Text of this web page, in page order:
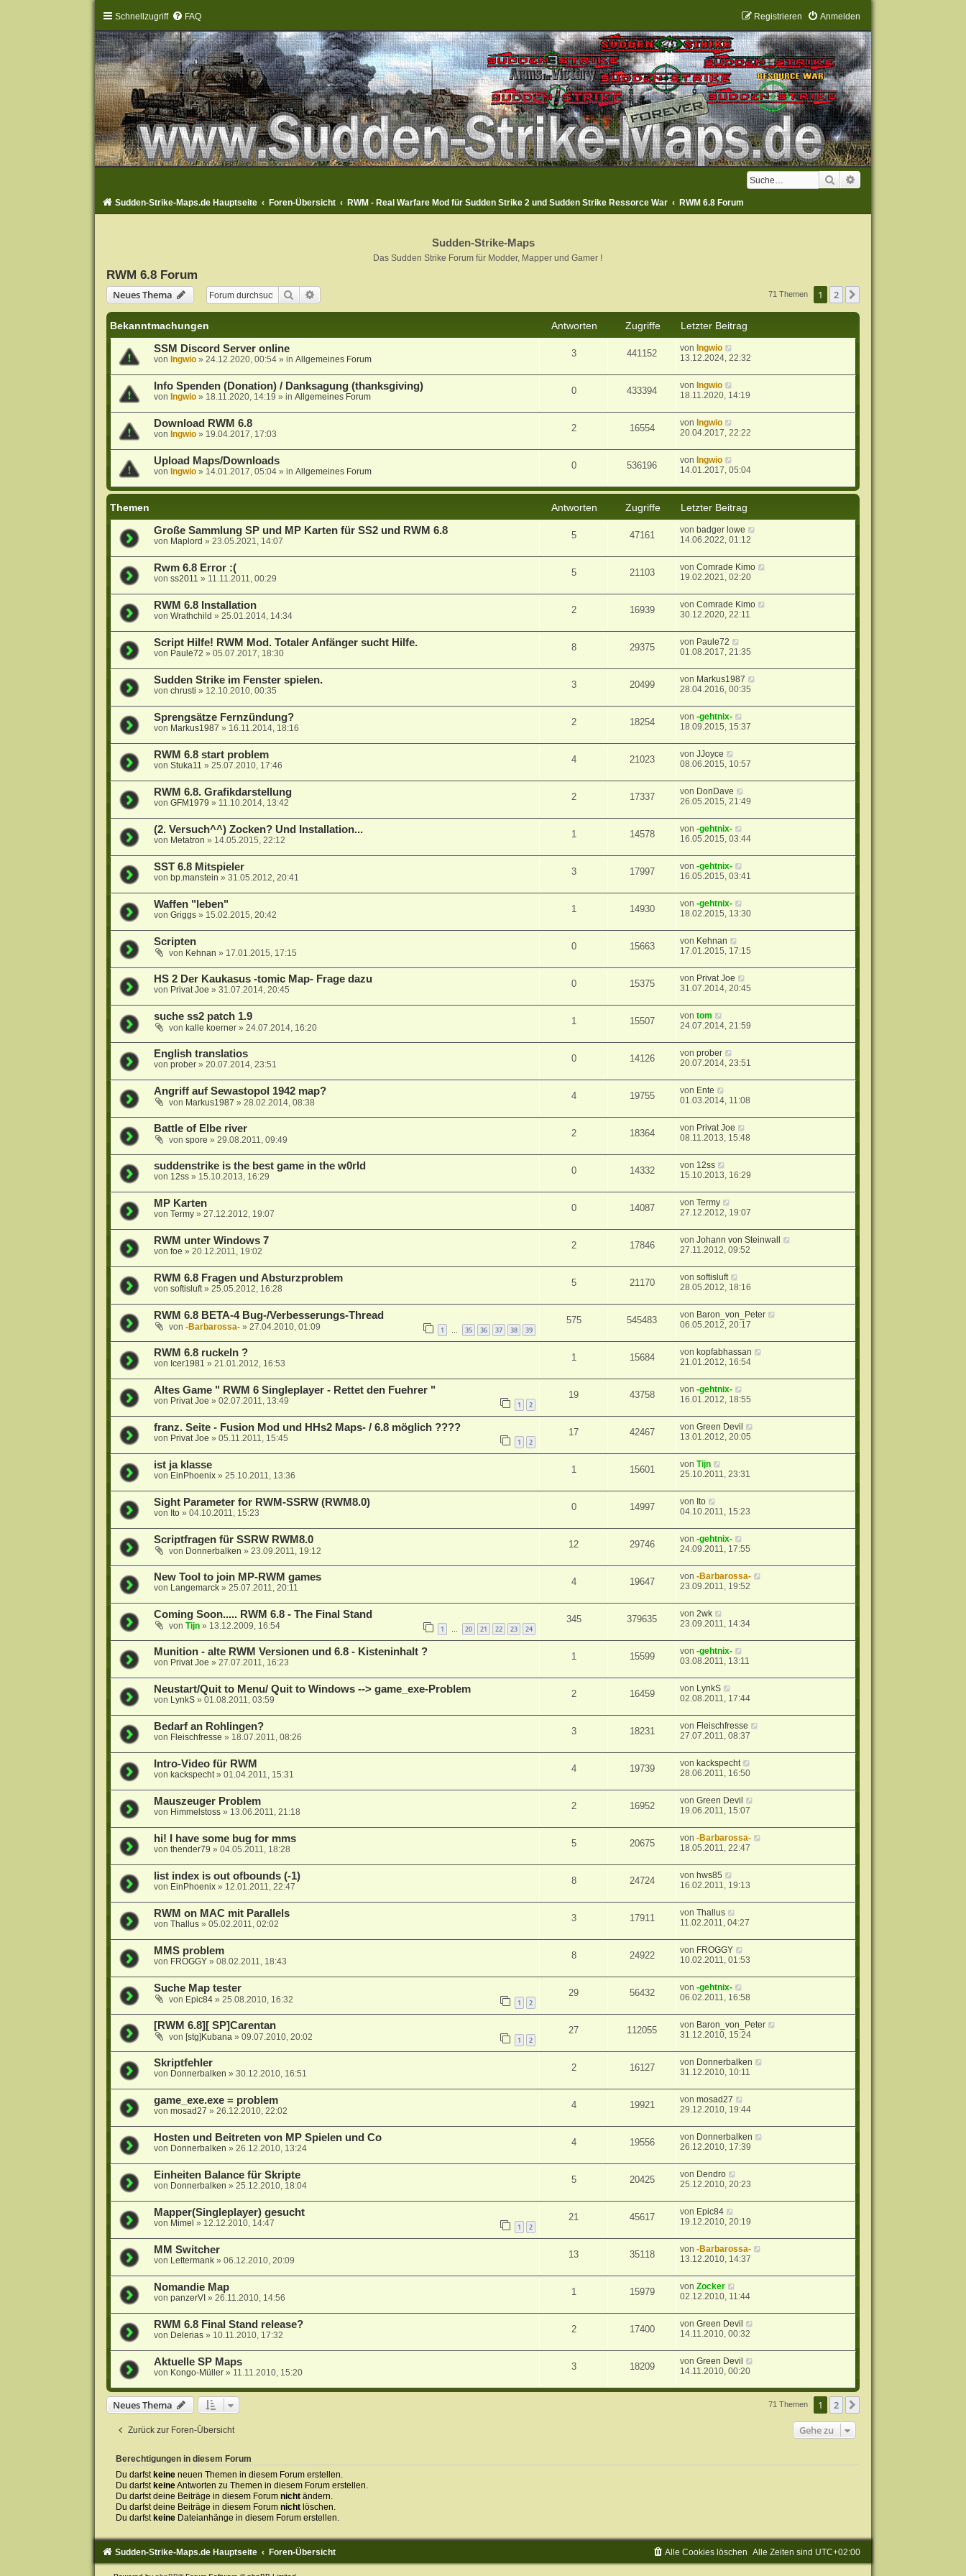
Schnellzugriff FAQ Anmelden
Registrieren
Suche
Sudden-Strike-Maps.de Hauptseite Foren-Übersicht RWM - Real Warfare Mod für Sudden Strike 2 und Sudden Strike Ressorce War RWM 6.8 Forum
Sudden-Strike-Maps
Das Sudden Strike Forum für Modder, Mapper und Gamer !
RWM 6.8 Forum
Neues Thema
Suche 71 Themen 1 2
Bekanntmachungen Antworten Zugriffe
Letzter Beitrag
SSM Discord Server online
von Ingwio» 24.12.2020, 00:54» in Allgemeines Forum
3 441152 von Ingwio
13.12.2024, 22:32
Info Spenden (Donation) / Danksagung (thanksgiving)
von Ingwio» 18.11.2020, 14:19 » in Allgemeines Forum
0 433394 von Ingwio
18.11.2020, 14:19
Download RWM 6.8
von Ingwio» 19.04.2017, 17:03
2 16554 von Ingwio
20.04.2017, 22:22
Upload Maps/Downloads
von Ingwio» 14.01.2017, 05:04» in Allgemeines Forum
0 536196 von Ingwio
14.01.2017, 05:04
Themen Antworten Zugriffe
Letzter Beitrag
Große Sammlung SP und MP Karten für SS2 und RWM 6.8
von Maplord » 23.05.2021, 14:07
5 47161 von badger lowe
14.06.2022, 01:12
Rwm 6.8 Error :(
von ss2011 » 11.11.2011, 00:29
5 21103 vonComrade Kimo
19.02.2021, 02:20
RWM 6.8 Installation
von Wrathchild » 25.01.2014, 14:34
2 16939 vonComrade Kimo
30.12.2020, 22:11
Script Hilfe! RWM Mod. Totaler Anfänger sucht Hilfe.
von Paule72 » 05.07.2017, 18:30
8 29375 von Paule72
01.08.2017, 21:35
Sudden Strike im Fenster spielen.
von chrusti » 12.10.2010, 00:35
3 20499 von Markus1987
28.04.2016, 00:35
Sprengsätze Fernzündung?
von Markus1987 » 16.11.2014, 18:16
2 18254 von-gehtnix-
18.09.2015, 15:37
RWM 6.8 start problem
von Stuka11 » 25.07.2010, 17:46
4 21023 vonJJoyce
08.06.2015, 10:57
RWM 6.8. Grafikdarstellung
von GFM1979 » 11.10.2014, 13:42
2 17337 von DonDave
26.05.2015, 21:49
(2. Versuch^^) Zocken? Und Installation...
von Metatron » 14.05.2015, 22:12
1 14578 von-gehtnix-
16.05.2015, 03:44
SST 6.8 Mitspieler
von bp.manstein » 31.05.2012, 20:41
3 17997 von-gehtnix-
16.05.2015, 03:41
Waffen "leben"
von Griggs» 15.02.2015, 20:42
1 14930 von-gehtnix-
18.02.2015, 13:30
Scripten
von Kehnan » 17.01.2015, 17:15
0 15663 von Kehnan
17.01.2015, 17:15
HS 2 Der Kaukasus -tomic Map- Frage dazu
von Privat Joe » 31.07.2014, 20:45
0 15375 von Privat Joe
31.07.2014, 20:45
suche ss2 patch 1.9
von kalle koerner» 24.07.2014, 16:20
1 15507 vontom
24.07.2014, 21:59
English translatios
von prober» 20.07.2014, 23:51
0 14126 vonprober
20.07.2014, 23:51
Angriff auf Sewastopol 1942 map?
von Markus1987 » 28.02.2014, 08:38
4 19755 von Ente
01.03.2014, 11:08
Battle of Elbe river
von spore » 29.08.2011, 09:49
2 18364 von Privat Joe
08.11.2013, 15:48
suddenstrike is the best game in the w0rld
von 12ss» 15.10.2013, 16:29
0 14332 von 12ss
15.10.2013, 16:29
MP Karten
von Termy» 27.12.2012, 19:07
0 14087 vonTermy
27.12.2012, 19:07
RWM unter Windows 7
von foe » 20.12.2011, 19:02
2 17846 vonJohann von Steinwall
27.11.2012, 09:52
RWM 6.8 Fragen und Absturzproblem
von softisluft» 25.05.2012, 16:28
5 21170 vonsoftisluft
28.05.2012, 18:16
RWM 6.8 BETA-4 Bug-/Verbesserungs-Thread
von -Barbarossa-» 27.04.2010, 01:09 1 … 35 36 37 38 39
575 545483 von Baron_von_Peter
06.05.2012, 20:17
RWM 6.8 ruckeln ?
von Icer1981 » 21.01.2012, 16:53
1 15684 von kopfabhassan
21.01.2012, 16:54
Altes Game " RWM 6 Singleplayer - Rettet den Fuehrer "
von Privat Joe » 02.07.2011, 13:49 1 2
19 43758 von-gehtnix-
16.01.2012, 18:55
franz. Seite - Fusion Mod und HHs2 Maps- / 6.8 möglich ????
von Privat Joe » 05.11.2011, 15:45 1 2
17 42467 vonGreen Devil
13.01.2012, 20:05
ist ja klasse
von EinPhoenix» 25.10.2011, 13:36
1 15601 vonTijn
25.10.2011, 23:31
Sight Parameter for RWM-SSRW (RWM8.0)
von Ito» 04.10.2011, 15:23
0 14997 von Ito
04.10.2011, 15:23
Scriptfragen für SSRW RWM8.0
von Donnerbalken » 23.09.2011, 19:12
12 29746 von-gehtnix-
24.09.2011, 17:55
New Tool to join MP-RWM games
von Langemarck» 25.07.2011, 20:11
4 19647 von-Barbarossa-
23.09.2011, 19:52
Coming Soon..... RWM 6.8 - The Final Stand
von Tijn» 13.12.2009, 16:54 1 … 20 21 22 23 24
345 379635 von2wk
23.09.2011, 14:34
Munition - alte RWM Versionen und 6.8 - Kisteninhalt ?
von Privat Joe » 27.07.2011, 16:23
1 15599 von-gehtnix-
03.08.2011, 13:11
Neustart/Quit to Menu/ Quit to Windows --> game_exe-Problem
von LynkS» 01.08.2011, 03:59
2 16459 von LynkS
02.08.2011, 17:44
Bedarf an Rohlingen?
von Fleischfresse » 18.07.2011, 08:26
3 18231 von Fleischfresse
27.07.2011, 08:37
Intro-Video für RWM
von kackspecht» 01.04.2011, 15:31
4 19739 von kackspecht
28.06.2011, 16:50
Mauszeuger Problem
von Himmelstoss» 13.06.2011, 21:18
2 16952 vonGreen Devil
19.06.2011, 15:07
hi! I have some bug for mms
von thender79 » 04.05.2011, 18:28
5 20675 von-Barbarossa-
18.05.2011, 22:47
list index is out ofbounds (-1)
von EinPhoenix» 12.01.2011, 22:47
8 24724 von hws85
16.02.2011, 19:13
RWM on MAC mit Parallels
von Thallus» 05.02.2011, 02:02
3 17911 vonThallus
11.02.2011, 04:27
MMS problem
von FROGGY» 08.02.2011, 18:43
8 24922 von FROGGY
10.02.2011, 01:53
Suche Map tester
von Epic84» 25.08.2010, 16:32 1 2
29 56432 von-gehtnix-
06.02.2011, 16:58
[RWM 6.8][ SP]Carentan
von [stg]Kubana» 09.07.2010, 20:02 1 2
27 112055 von Baron_von_Peter
31.12.2010, 15:24
Skriptfehler
von Donnerbalken » 30.12.2010, 16:51
2 16127 von Donnerbalken
31.12.2010, 10:11
game_exe.exe = problem
von mosad27 » 26.12.2010, 22:02
4 19921 vonmosad27
29.12.2010, 19:44
Hosten und Beitreten von MP Spielen und Co
von Donnerbalken » 26.12.2010, 13:24
4 19556 von Donnerbalken
26.12.2010, 17:39
Einheiten Balance für Skripte
von Donnerbalken » 25.12.2010, 18:04
5 20425 von Dendro
25.12.2010, 20:23
Mapper(Singleplayer) gesucht
von Mimel » 12.12.2010, 14:47 1 2
21 45617 von Epic84
19.12.2010, 20:19
MM Switcher
von Lettermank» 06.12.2010, 20:09
13 35118 von-Barbarossa-
13.12.2010, 14:37
Nomandie Map
von panzerVI » 26.11.2010, 14:56
1 15979 vonZocker
02.12.2010, 11:44
RWM 6.8 Final Stand release?
von Delerias» 10.11.2010, 17:32
2 17400 vonGreen Devil
14.11.2010, 00:32
Aktuelle SP Maps
von Kongo-Müller» 11.11.2010, 15:20
3 18209 vonGreen Devil
14.11.2010, 00:20
Neues Thema 71 Themen 1 2
Zurück zur Foren-Übersicht Gehe zu
Berechtigungen in diesem Forum
Du darfst keineneuen Themen in diesem Forum erstellen.
Du darfst keineAntworten zu Themen in diesem Forum erstellen.
Du darfst deine Beiträge in diesem Forum nichtändern.
Du darfst deine Beiträge in diesem Forum nichtlöschen.
Du darfst keineDateianhänge in diesem Forum erstellen.
Sudden-Strike-Maps.de Hauptseite Foren-Übersicht Alle Zeiten sind UTC+02:00
Alle Cookies löschen